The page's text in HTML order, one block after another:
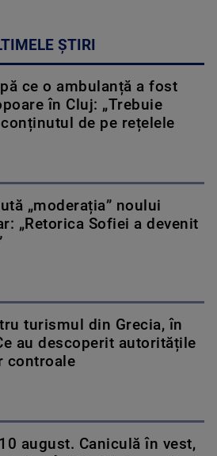
ȘTIRI
ce o ambulanță a fost
în Cluj: „Trebuie
de pe rețelele
„moderația” noului
„Retorica Sofiei a devenit
turismul din Grecia, în
au descoperit autoritățile
controale
august. Caniculă în vest,